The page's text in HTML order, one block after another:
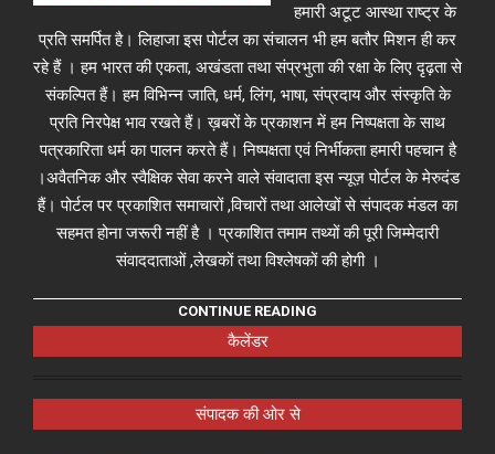
हमारी अटूट आस्था राष्ट्र के
प्रति समर्पित है। लिहाजा इस पोर्टल का संचालन भी हम बतौर मिशन ही कर
रहे हैं । हम भारत की एकता, अखंडता तथा संप्रभुता की रक्षा के लिए दृढ़ता से
संकल्पित हैं। हम विभिन्न जाति, धर्म, लिंग, भाषा, संप्रदाय और संस्कृति के
प्रति निरपेक्ष भाव रखते हैं। ख़बरों के प्रकाशन में हम निष्पक्षता के साथ
पत्रकारिता धर्म का पालन करते हैं। निष्पक्षता एवं निर्भीकता हमारी पहचान है
।अवैतनिक और स्वैक्षिक सेवा करने वाले संवादाता इस न्यूज़ पोर्टल के मेरुदंड
हैं। पोर्टल पर प्रकाशित समाचारों ,विचारों तथा आलेखों से संपादक मंडल का
सहमत होना जरूरी नहीं है । प्रकाशित तमाम तथ्यों की पूरी जिम्मेदारी
संवाददाताओं ,लेखकों तथा विश्लेषकों की होगी ।
CONTINUE READING
कैलेंडर
संपादक की ओर से